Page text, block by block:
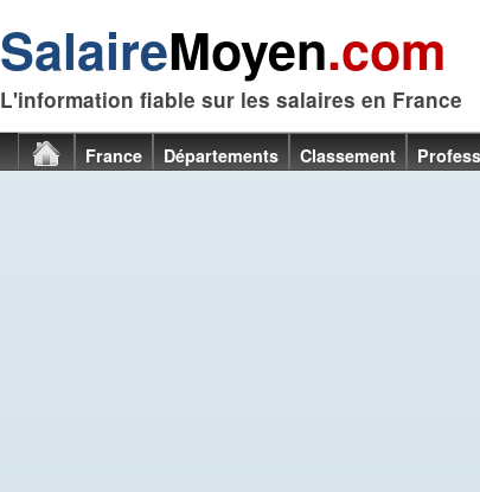
SalaireMoyen.com
L'information fiable sur les salaires en France
France Départements Classement